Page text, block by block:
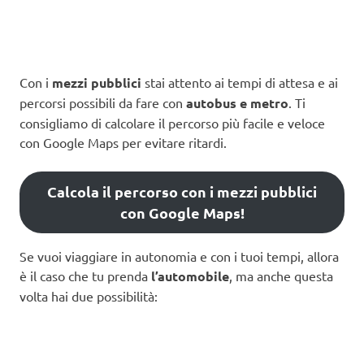
Con i mezzi pubblici stai attento ai tempi di attesa e ai
percorsi possibili da fare con autobus e metro. Ti
consigliamo di calcolare il percorso più facile e veloce
con Google Maps per evitare ritardi.
Calcola il percorso con i mezzi pubblici
con Google Maps!
Se vuoi viaggiare in autonomia e con i tuoi tempi, allora
è il caso che tu prenda l’automobile , ma anche questa
volta hai due possibilità: